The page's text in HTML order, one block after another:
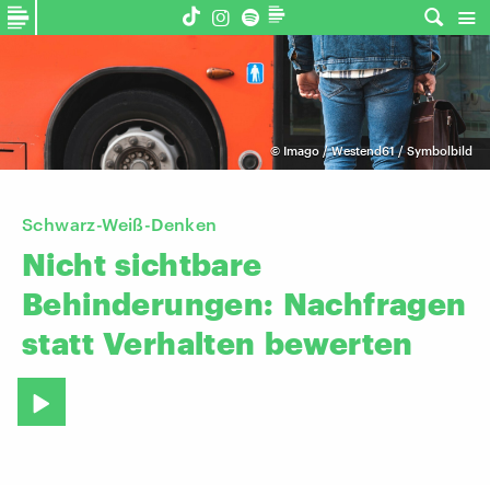
© Imago / Westend61 / Symbolbild
Schwarz-Weiß-Denken
Nicht sichtbare
Behinderungen: Nachfragen
statt Verhalten bewerten